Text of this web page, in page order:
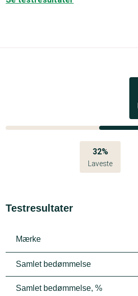
32%
Laveste
Testresultater
Mærke
Samlet bedømmelse
Samlet bedømmelse, %